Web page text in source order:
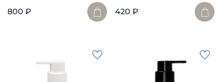
800 ₽
420 ₽